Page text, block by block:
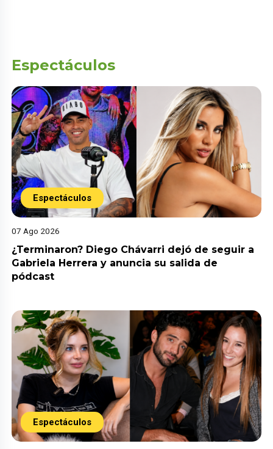
Espectáculos
Espectáculos
07 Ago 2026
¿Terminaron? Diego Chávarri dejó de seguir a
Gabriela Herrera y anuncia su salida de
pódcast
Espectáculos